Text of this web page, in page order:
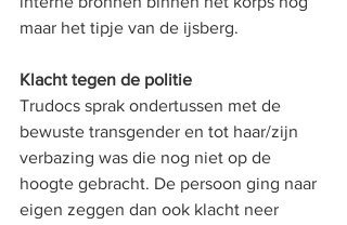
maar het tipje van de ijsberg.
Klacht tegen de politie
Trudocs sprak ondertussen met de
bewuste transgender en tot haar/zijn
verbazing was die nog niet op de
hoogte gebracht. De persoon ging naar
eigen zeggen dan ook klacht neer